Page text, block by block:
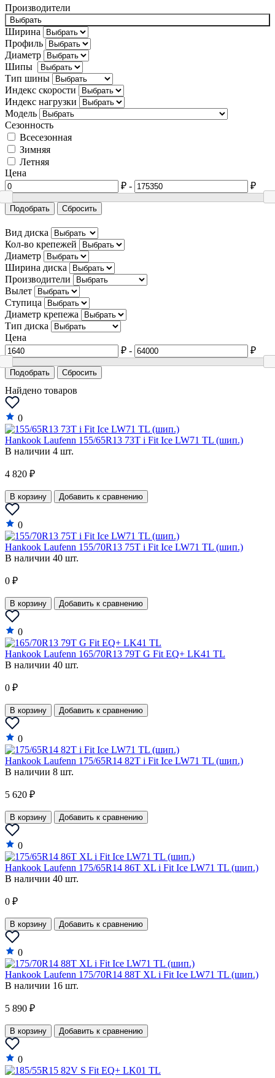
Cadillac
Changan
Chery
Chevrolet
Chrysler
Citroën
Cupra
Dacia
Daewoo
Daihatsu
Dodge
Dongfeng
DS
Eagle
FAW
Fiat
Fisker
Ford
GAZ
Genesis
GMC
Great Wall
Hindustan
Honda
Hummer
Infiniti
Iveco
JAC
Jeep
Kia
LADA
LDV
Lifan
Производители
Выбрать
Ширина
Профиль
Диаметр
Шипы
Тип шины
Индекс скорости
Индекс нагрузки
Модель
Сезонность
Всесезонная
Зимняя
Летняя
Цена
₽ - ₽
Подобрать Сбросить
Вид диска
Кол-во крепежей
Диаметр
Ширина диска
Производители
Вылет
Ступица
Диаметр крепежа
Тип диска
Цена
₽ - ₽
Подобрать Сбросить
Найдено товаров
0
Hankook Laufenn 155/65R13 73T i Fit Ice LW71 TL (шип.)
В наличии 4 шт.
4 820 ₽
В корзину Добавить к сравнению
0
Hankook Laufenn 155/70R13 75T i Fit Ice LW71 TL (шип.)
В наличии 40 шт.
0 ₽
В корзину Добавить к сравнению
0
Hankook Laufenn 165/70R13 79T G Fit EQ+ LK41 TL
В наличии 40 шт.
0 ₽
В корзину Добавить к сравнению
0
Hankook Laufenn 175/65R14 82T i Fit Ice LW71 TL (шип.)
В наличии 8 шт.
5 620 ₽
В корзину Добавить к сравнению
0
Hankook Laufenn 175/65R14 86T XL i Fit Ice LW71 TL (шип.)
В наличии 40 шт.
0 ₽
В корзину Добавить к сравнению
0
Hankook Laufenn 175/70R14 88T XL i Fit Ice LW71 TL (шип.)
В наличии 16 шт.
5 890 ₽
В корзину Добавить к сравнению
0